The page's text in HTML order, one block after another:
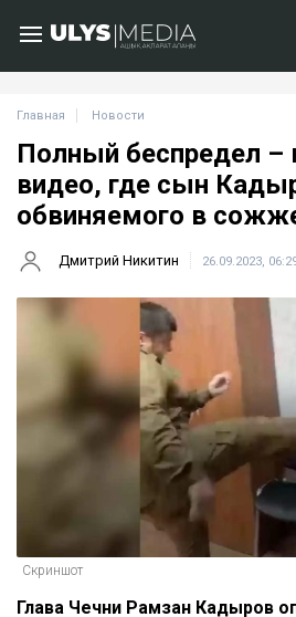
Главная Новости
Полный беспредел –
видео, где сын
обвиняемого в
Дмитрий Никитин 26.09.2023,
Скриншот
Глава Чечни Рамзан Кадыров